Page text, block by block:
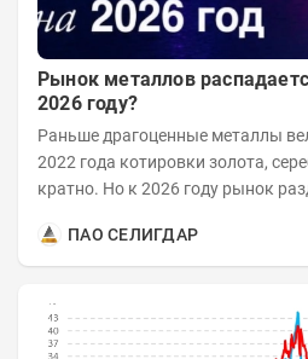
Рынок металлов
2026 году?
Раньше драгоценные металлы
2022 года котировки золота,
кратно. Но к 2026 году рынок
ПАО СЕЛИГДАР